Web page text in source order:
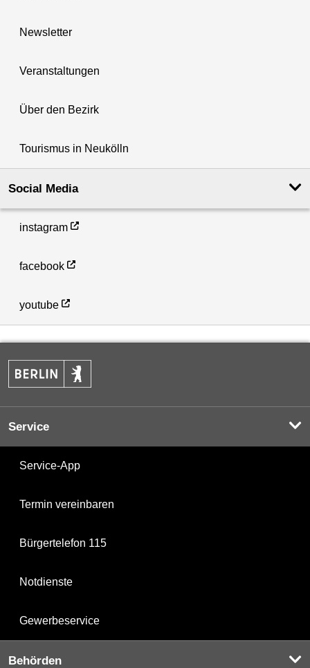
Newsletter
Veranstaltungen
Über den Bezirk
Tourismus in Neukölln
Social Media
instagram
facebook
youtube
Service
Service-App
Termin vereinbaren
Bürgertelefon 115
Notdienste
Gewerbeservice
Behörden